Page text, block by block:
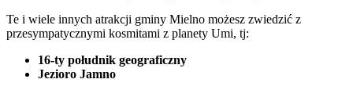
Te i wiele innych atrakcji gminy Mielno możesz zwiedzić z
przesympatycznymi kosmitami z planety Umi, tj:
16-ty południk geograficzny
Jezioro Jamno